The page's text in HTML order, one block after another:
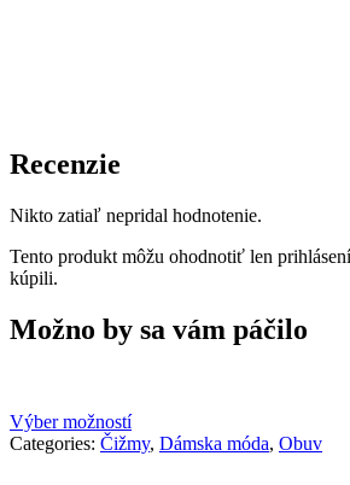
Recenzie
Nikto zatiaľ nepridal hodnotenie.
Tento produkt môžu ohodnotiť len
kúpili.
Možno by sa vám páčilo
Výber možností
Categories: Čižmy, Dámska móda, Obuv